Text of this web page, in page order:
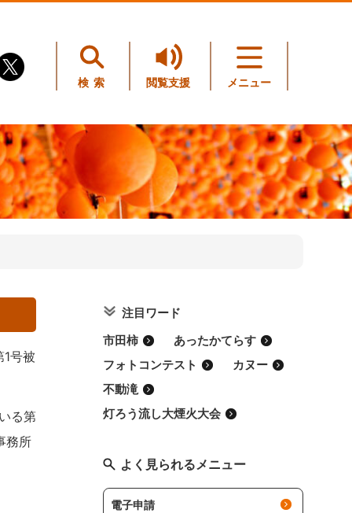
検索 閲覧支援 メニュー
号被
る第
務所
注目ワード
市田柿
あったかてらす
フォトコンテスト
カヌー
不動滝
灯ろう流し大煙火大会
よく見られるメニュー
電子申請